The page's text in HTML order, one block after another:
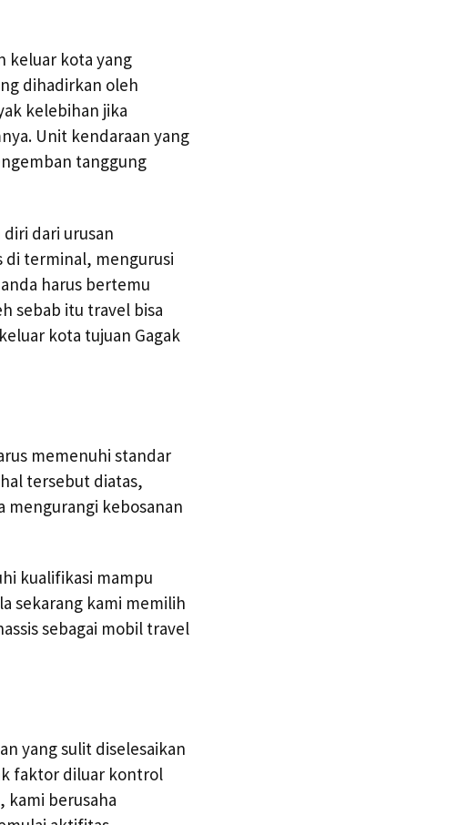
keluar kota yang
dihadirkan oleh
kelebihan jika
Unit kendaraan yang
tanggung
dari urusan
terminal, mengurusi
harus bertemu
sebab itu travel bisa
kota tujuan Gagak
memenuhi standar
tersebut diatas,
mengurangi kebosanan
kualifikasi mampu
sekarang kami memilih
sebagai mobil travel
yang sulit diselesaikan
faktor diluar kontrol
kami berusaha